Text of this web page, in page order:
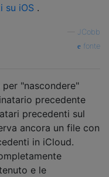
su iOS .
JCobb
fonte
"nascondere"
precedente
precedenti sul
ancora un file con
in iCloud.
e le